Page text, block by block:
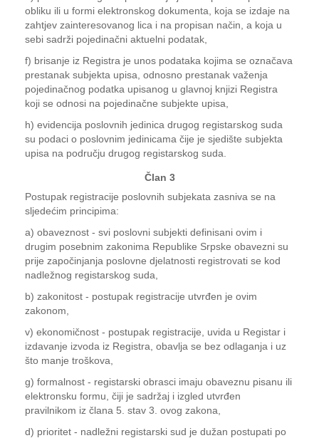
obliku ili u formi elektronskog dokumenta, koja se izdaje na
zahtjev zainteresovanog lica i na propisan način, a koja u
sebi sadrži pojedinačni aktuelni podatak,
f) brisanje iz Registra je unos podataka kojima se označava
prestanak subjekta upisa, odnosno prestanak važenja
pojedinačnog podatka upisanog u glavnoj knjizi Registra
koji se odnosi na pojedinačne subjekte upisa,
h) evidencija poslovnih jedinica drugog registarskog suda
su podaci o poslovnim jedinicama čije je sjedište subjekta
upisa na području drugog registarskog suda.
Član 3
Postupak registracije poslovnih subjekata zasniva se na
sljedećim principima:
a) obaveznost - svi poslovni subjekti definisani ovim i
drugim posebnim zakonima Republike Srpske obavezni su
prije započinjanja poslovne djelatnosti registrovati se kod
nadležnog registarskog suda,
b) zakonitost - postupak registracije utvrđen je ovim
zakonom,
v) ekonomičnost - postupak registracije, uvida u Registar i
izdavanje izvoda iz Registra, obavlja se bez odlaganja i uz
što manje troškova,
g) formalnost - registarski obrasci imaju obaveznu pisanu ili
elektronsku formu, čiji je sadržaj i izgled utvrđen
pravilnikom iz člana 5. stav 3. ovog zakona,
d) prioritet - nadležni registarski sud je dužan postupati po